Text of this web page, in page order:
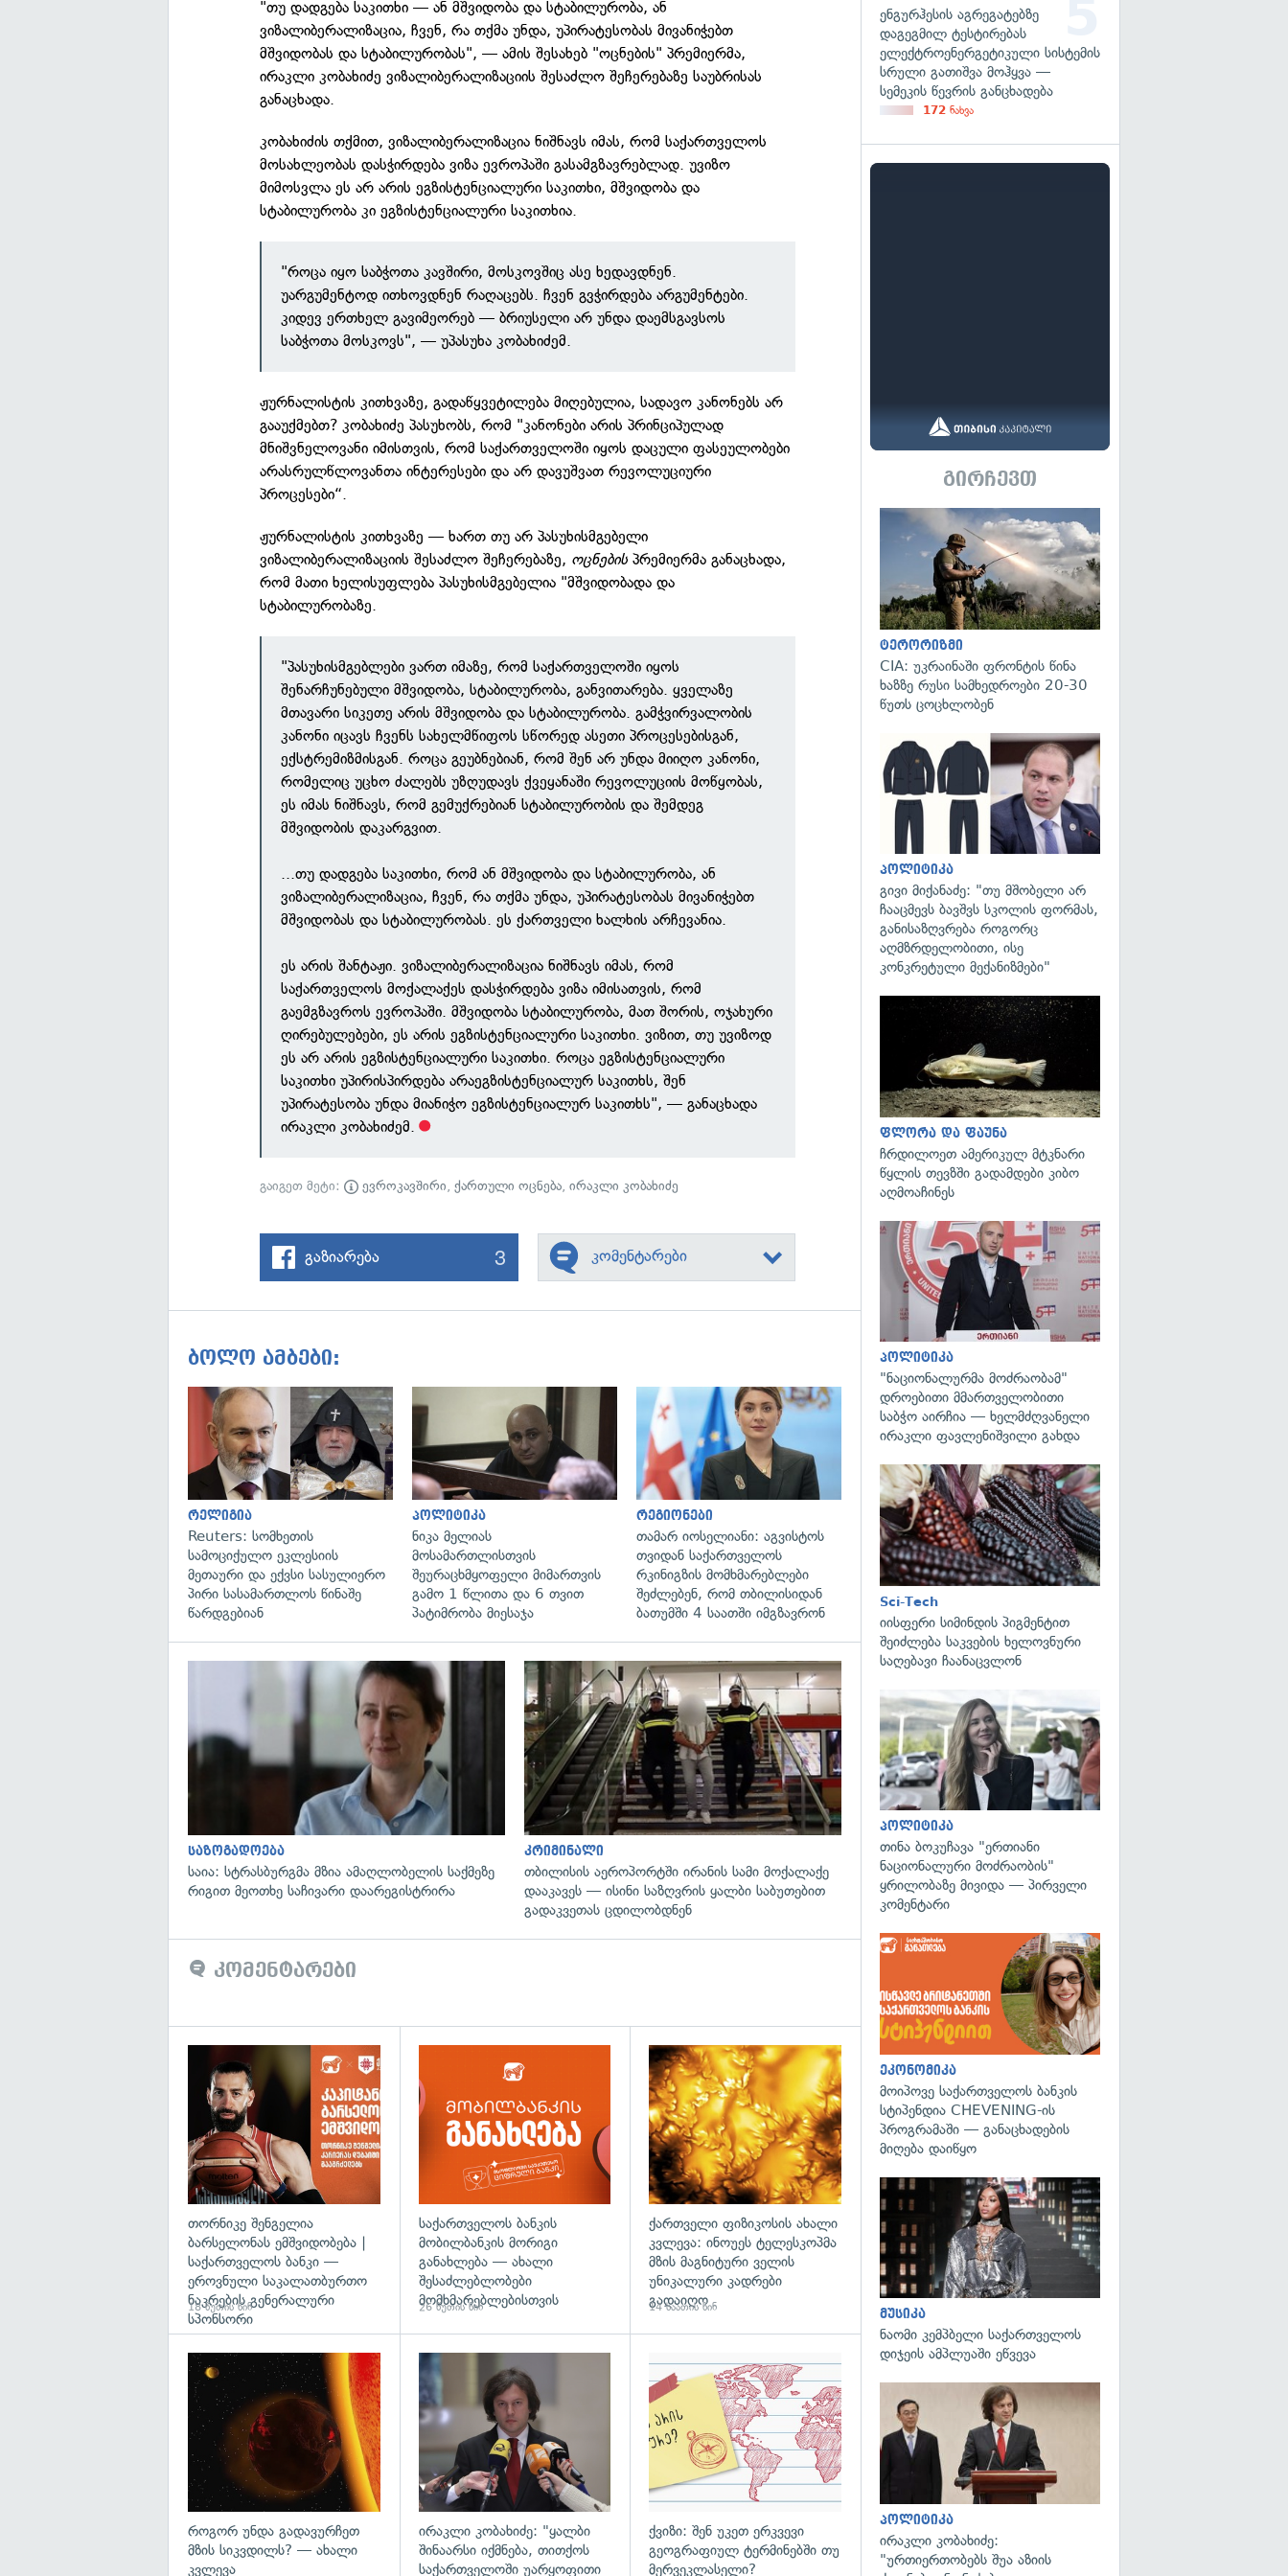
"თუ დადგება საკითხი — ან მშვიდობა და სტაბილურობა, ან
ვიზალიბერალიზაცია, ჩვენ, რა თქმა უნდა, უპირატესობას მივანიჭებთ
მშვიდობას და სტაბილურობას", — ამის შესახებ "ოცნების" პრემიერმა,
ირაკლი კობახიძე ვიზალიბერალიზაციის შესაძლო შეჩერებაზე საუბრისას
განაცხადა.
კობახიძის თქმით, ვიზალიბერალიზაცია ნიშნავს იმას, რომ საქართველოს
მოსახლეობას დასჭირდება ვიზა ევროპაში გასამგზავრებლად. უვიზო
მიმოსვლა ეს არ არის ეგზისტენციალური საკითხი, მშვიდობა და
სტაბილურობა კი ეგზისტენციალური საკითხია.
"როცა იყო საბჭოთა კავშირი, მოსკოვშიც ასე ხედავდნენ.
უარგუმენტოდ ითხოვდნენ რაღაცებს. ჩვენ გვჭირდება არგუმენტები.
კიდევ ერთხელ გავიმეორებ — ბრიუსელი არ უნდა დაემსგავსოს
საბჭოთა მოსკოვს", — უპასუხა კობახიძემ.
ჟურნალისტის კითხვაზე, გადაწყვეტილება მიღებულია, სადავო კანონებს არ
გააუქმებთ? კობახიძე პასუხობს, რომ "კანონები არის პრინციპულად
მნიშვნელოვანი იმისთვის, რომ საქართველოში იყოს დაცული ფასეულობები
არასრულწლოვანთა ინტერესები და არ დავუშვათ რევოლუციური
პროცესები“.
ჟურნალისტის კითხვაზე — ხართ თუ არ პასუხისმგებელი
ვიზალიბერალიზაციის შესაძლო შეჩერებაზე, ოცნებისპრემიერმა განაცხადა,
რომ მათი ხელისუფლება პასუხისმგებელია "მშვიდობადა და
სტაბილურობაზე.
"პასუხისმგებლები ვართ იმაზე, რომ საქართველოში იყოს
შენარჩუნებული მშვიდობა, სტაბილურობა, განვითარება. ყველაზე
მთავარი სიკეთე არის მშვიდობა და სტაბილურობა. გამჭვირვალობის
კანონი იცავს ჩვენს სახელმწიფოს სწორედ ასეთი პროცესებისგან,
ექსტრემიზმისგან. როცა გეუბნებიან, რომ შენ არ უნდა მიიღო კანონი,
რომელიც უცხო ძალებს უზღუდავს ქვეყანაში რევოლუციის მოწყობას,
ეს იმას ნიშნავს, რომ გემუქრებიან სტაბილურობის და შემდეგ
მშვიდობის დაკარგვით.
...თუ დადგება საკითხი, რომ ან მშვიდობა და სტაბილურობა, ან
ვიზალიბერალიზაცია, ჩვენ, რა თქმა უნდა, უპირატესობას მივანიჭებთ
მშვიდობას და სტაბილურობას. ეს ქართველი ხალხის არჩევანია.
ეს არის შანტაჟი. ვიზალიბერალიზაცია ნიშნავს იმას, რომ
საქართველოს მოქალაქეს დასჭირდება ვიზა იმისათვის, რომ
გაემგზავროს ევროპაში. მშვიდობა სტაბილურობა, მათ შორის, ოჯახური
ღირებულებები, ეს არის ეგზისტენციალური საკითხი. ვიზით, თუ უვიზოდ
ეს არ არის ეგზისტენციალური საკითხი. როცა ეგზისტენციალური
საკითხი უპირისპირდება არაეგზისტენციალურ საკითხს, შენ
უპირატესობა უნდა მიანიჭო ეგზისტენციალურ საკითხს", — განაცხადა
ირაკლი კობახიძემ.
გაიგეთ მეტი: ევროკავშირი,ქართული ოცნება,ირაკლი კობახიძე
გაზიარება 3 კომენტარები
ბოლო ამბები:
გადახედვა
რელიგია
Reuters: სომხეთის
სამოციქულო ეკლესიის
მეთაური და ექვსი სასულიერო
პირი სასამართლოს წინაშე
წარდგებიან
გადახედვა
პოლიტიკა
ნიკა მელიას
მოსამართლისთვის
შეურაცხმყოფელი მიმართვის
გამო 1 წლითა და 6 თვით
პატიმრობა მიესაჯა
გადახედვა
რეგიონები
თამარ იოსელიანი: აგვისტოს
თვიდან საქართველოს
რკინიგზის მომხმარებლები
შეძლებენ, რომ თბილისიდან
ბათუმში 4 საათში იმგზავრონ
გადახედვა
საზოგადოება
საია: სტრასბურგმა მზია ამაღლობელის საქმეზე
რიგით მეოთხე საჩივარი დაარეგისტრირა
კრიმინალი
თბილისის აეროპორტში ირანის სამი მოქალაქე
დააკავეს — ისინი საზღვრის ყალბი საბუთებით
გადაკვეთას ცდილობდნენ
კომენტარები
თორნიკე შენგელია
ბარსელონას ემშვიდობება |
საქართველოს ბანკი —
ეროვნული საკალათბურთო
ნაკრების გენერალური
სპონსორი
18 წუთის წინ
საქართველოს ბანკის
მობილბანკის მორიგი
განახლება — ახალი
შესაძლებლობები
მომხმარებლებისთვის
26 წუთის წინ
გადახედვა
ქართველი ფიზიკოსის ახალი
კვლევა: ინოუეს ტელესკოპმა
მზის მაგნიტური ველის
უნიკალური კადრები
გადაიღო
14 საათის წინ
გადახედვა
როგორ უნდა გადავურჩეთ
მზის სიკვდილს? — ახალი
კვლევა
გადახედვა
ირაკლი კობახიძე: "ყალბი
შინაარსი იქმნება, თითქოს
საქართველოში უარყოფითი
ქვიზი: შენ უკეთ ერკვევი
გეოგრაფიულ ტერმინებში თუ
მერვეკლასელი?
ენგურჰესის აგრეგატებზე
დაგეგმილ ტესტირებას
ელექტროენერგეტიკული სისტემის
სრული გათიშვა მოჰყვა —
სემეკის წევრის განცხადება
172 ნახვა
გირჩევთ
ტერორიზმი
CIA: უკრაინაში ფრონტის წინა
ხაზზე რუსი სამხედროები 20-30
წუთს ცოცხლობენ
პოლიტიკა
გივი მიქანაძე: "თუ მშობელი არ
ჩააცმევს ბავშვს სკოლის ფორმას,
განისაზღვრება როგორც
აღმზრდელობითი, ისე
კონკრეტული მექანიზმები"
ფლორა და ფაუნა
ჩრდილოეთ ამერიკულ მტკნარი
წყლის თევზში გადამდები კიბო
აღმოაჩინეს
პოლიტიკა
"ნაციონალურმა მოძრაობამ"
დროებითი მმართველობითი
საბჭო აირჩია — ხელმძღვანელი
ირაკლი ფავლენიშვილი გახდა
Sci-Tech
იისფერი სიმინდის პიგმენტით
შეიძლება საკვების ხელოვნური
საღებავი ჩაანაცვლონ
პოლიტიკა
თინა ბოკუჩავა "ერთიანი
ნაციონალური მოძრაობის"
ყრილობაზე მივიდა — პირველი
კომენტარი
ეკონომიკა
მოიპოვე საქართველოს ბანკის
სტიპენდია CHEVENING-ის
პროგრამაში — განაცხადების
მიღება დაიწყო
მუსიკა
ნაომი კემპბელი საქართველოს
დიჯეის ამპლუაში ეწვევა
პოლიტიკა
ირაკლი კობახიძე:
"ურთიერთობებს შუა აზიის